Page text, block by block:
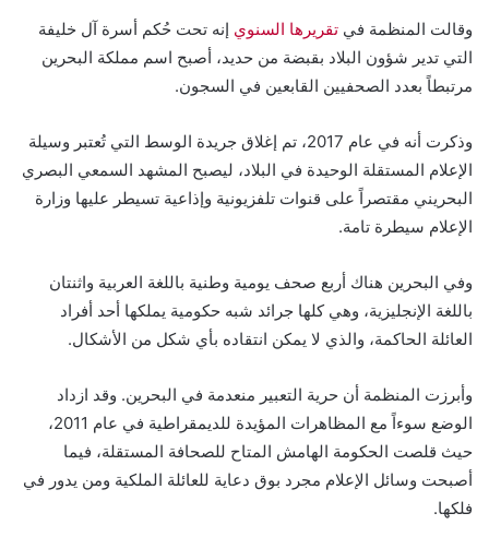
وقالت المنظمة في تقريرها السنوي إنه تحت حُكم أسرة آل خليفة
التي تدير شؤون البلاد بقبضة من حديد، أصبح اسم مملكة البحرين
مرتبطاً بعدد الصحفيين القابعين في السجون.
وذكرت أنه في عام 2017، تم إغلاق جريدة الوسط التي تُعتبر وسيلة
الإعلام المستقلة الوحيدة في البلاد، ليصبح المشهد السمعي البصري
البحريني مقتصراً على قنوات تلفزيونية وإذاعية تسيطر عليها وزارة
الإعلام سيطرة تامة.
وفي البحرين هناك أربع صحف يومية وطنية باللغة العربية واثنتان
باللغة الإنجليزية، وهي كلها جرائد شبه حكومية يملكها أحد أفراد
العائلة الحاكمة، والذي لا يمكن انتقاده بأي شكل من الأشكال.
وأبرزت المنظمة أن حرية التعبير منعدمة في البحرين. وقد ازداد
الوضع سوءاً مع المظاهرات المؤيدة للديمقراطية في عام 2011،
حيث قلصت الحكومة الهامش المتاح للصحافة المستقلة، فيما
أصبحت وسائل الإعلام مجرد بوق دعاية للعائلة الملكية ومن يدور في
فلكها.